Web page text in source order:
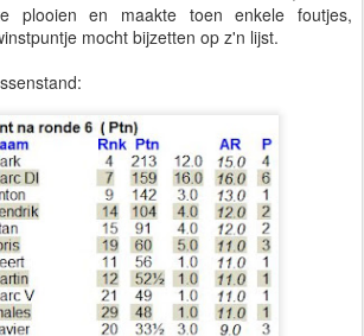
plooien en maakte toen enkele foutjes,
mocht bijzetten op z'n lijst.